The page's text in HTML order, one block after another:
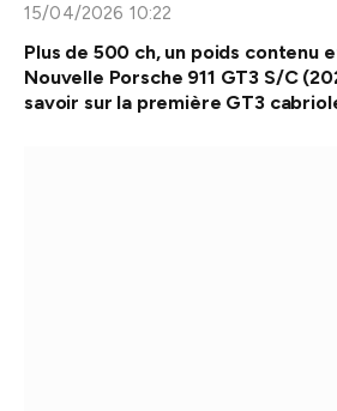
15/04/2026 10:22
Plus de 500 ch, un poids contenu
Nouvelle Porsche 911 GT3 S/C
savoir sur la première GT3